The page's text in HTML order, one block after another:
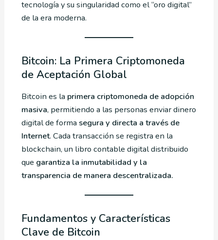
tecnología y su singularidad como el “oro digital”
de la era moderna.
Bitcoin: La Primera Criptomoneda
de Aceptación Global
Bitcoin es la primera criptomoneda de adopción
masiva, permitiendo a las personas enviar dinero
digital de forma segura y directa a través de
Internet. Cada transacción se registra en la
blockchain, un libro contable digital distribuido
que garantiza la inmutabilidad y la
transparencia de manera descentralizada.
Fundamentos y Características
Clave de Bitcoin